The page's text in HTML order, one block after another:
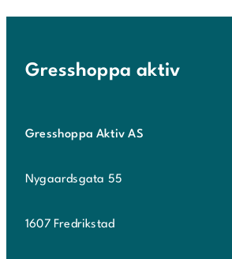
Gresshoppa aktiv
Gresshoppa Aktiv AS
Nygaardsgata 55
1607 Fredrikstad